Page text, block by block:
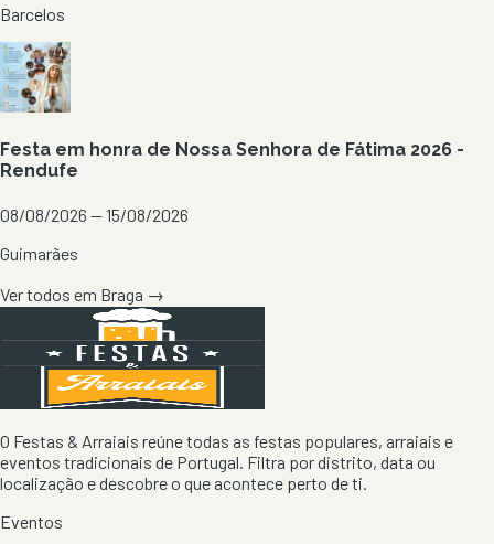
Barcelos
Festa em honra de Nossa Senhora de Fátima 2026 -
Rendufe
08/08/2026 — 15/08/2026
Guimarães
Ver todos em Braga →
O Festas & Arraiais reúne todas as festas populares, arraiais e
eventos tradicionais de Portugal. Filtra por distrito, data ou
localização e descobre o que acontece perto de ti.
Eventos